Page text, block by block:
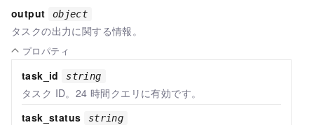
output object
タスクの出力に関する情報。
プロパティ
task_id string
タスク ID。24 時間クエリに有効です。
task_status
string